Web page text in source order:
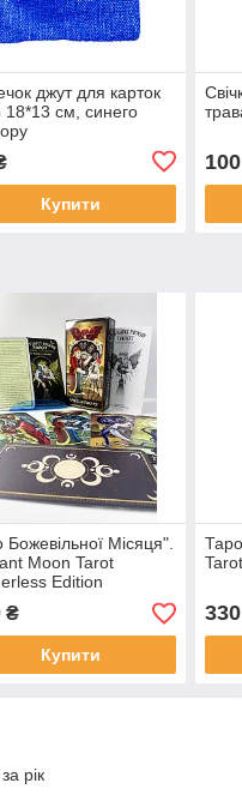
джут для карток
18*13 см, синего
Купити
100
Божевільної Місяця".
Moon Tarot
Edition
₴
Купити
330
рік